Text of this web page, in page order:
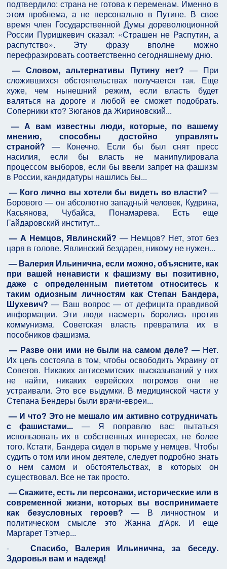
подтвердило: страна не готова к переменам. Именно в
этом проблема, а не персонально в Путине. В свое
время член Государственной Думы дореволюционной
России Пуришкевич сказал: «Страшен не Распутин, а
распутство». Эту фразу вполне можно
перефразировать соответственно сегодняшнему дню.
— Словом, альтернативы Путину нет? — При
сложившихся обстоятельствах получается так. Еще
хуже, чем нынешний режим, если власть будет
валяться на дороге и любой ее сможет подобрать.
Соперники кто? Зюганов да Жириновский...
— А вам известны люди, которые, по вашему
мнению, способны достойно управлять
страной? — Конечно. Если бы был снят пресс
насилия, если бы власть не манипулировала
процессом выборов, если бы ввели запрет на фашизм
в России, кандидатуры нашлись бы...
— Кого лично вы хотели бы видеть во власти? —
Борового — он абсолютно западный человек, Кудрина,
Касьянова, Чубайса, Понамарева. Есть еще
Гайдаровский институт...
— А Немцов, Явлинский? — Немцов? Нет, этот без
царя в голове. Явлинский бездарен, никому не нужен...
— Валерия Ильинична, если можно, объясните, как
при вашей ненависти к фашизму вы позитивно,
даже с определенным пиететом относитесь к
таким одиозным личностям как Степан Бандера,
Шухевич? — Ваш вопрос — от дефицита правдивой
информации. Эти люди насмерть боролись против
коммунизма. Советская власть превратила их в
пособников фашизма.
— Разве они ими не были на самом деле? — Нет.
Их цель состояла в том, чтобы освободить Украину от
Советов. Никаких антисемитских высказываний у них
не найти, никаких еврейских погромов они не
устраивали. Это все выдумки. В медицинской части у
Степана Бендеры были врачи-евреи...
— И что? Это не мешало им активно сотрудничать
с фашистами... — Я поправлю вас: пытаться
использовать их в собственных интересах, не более
того. Кстати, Бандера сидел в тюрьме у немцев. Чтобы
судить о том или ином деятеле, следует подробно знать
о нем самом и обстоятельствах, в которых он
существовал. Все не так просто.
— Скажите, есть ли персонажи, исторические или в
современной жизни, которых вы воспринимаете
как безусловных героев? — В личностном и
политическом смысле это Жанна д'Арк. И еще
Маргарет Тэтчер...
-
Спасибо, Валерия Ильинична, за беседу.
Здоровья вам и надежд!